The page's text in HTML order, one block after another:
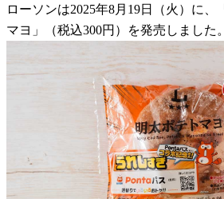
ローソンは2025年8月19日（火）に、
マヨ」（税込300円）を発売しました。